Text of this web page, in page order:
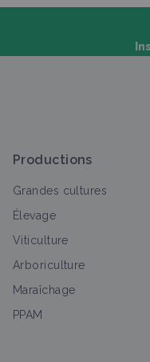
Tout
Productions
Grandes cultures
Élevage
Viticulture
Arboriculture
Maraîchage
PPAM